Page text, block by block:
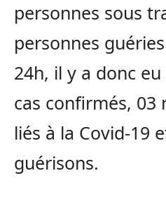
personnes sous
personnes
24h, il y a donc
cas confirmés, 03
liés à la Covid-19
guérisons.